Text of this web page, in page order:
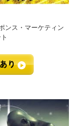
ンス・マーケティン
り